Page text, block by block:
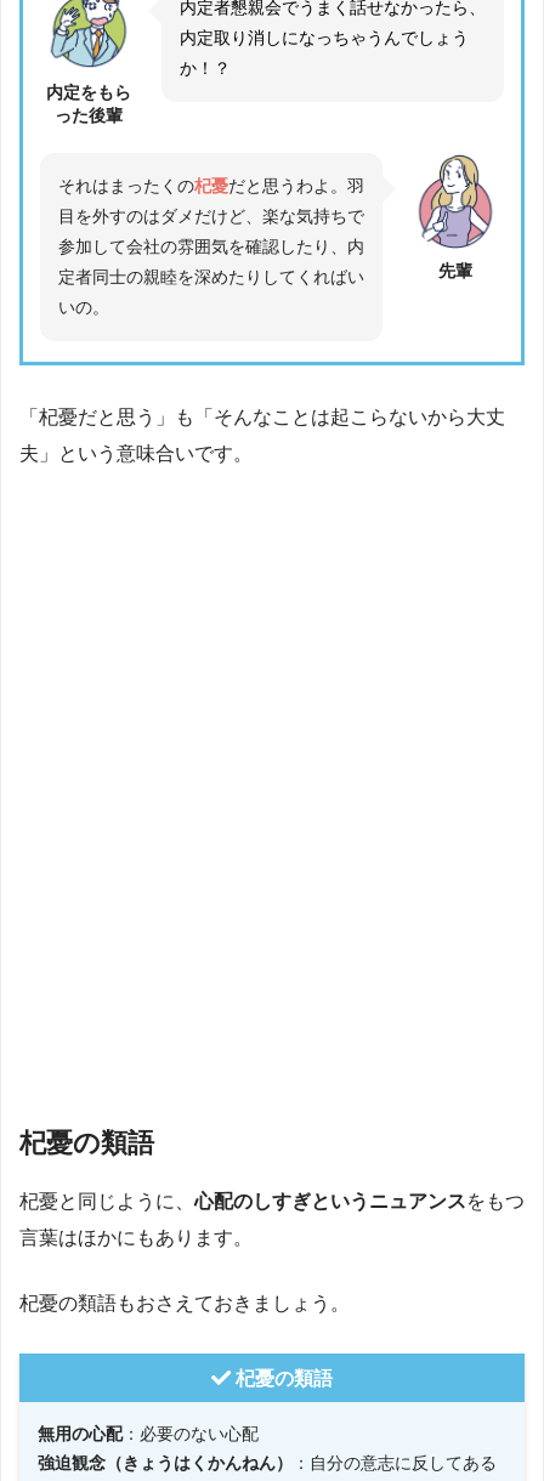
内定をもら
った後輩
内定者懇親会でうまく話せなかったら、
内定取り消しになっちゃうんでしょう
か！？
それはまったくの杞憂だと思うわよ。羽
目を外すのはダメだけど、楽な気持ちで
参加して会社の雰囲気を確認したり、内
定者同士の親睦を深めたりしてくればい
いの。
先輩
「杞憂だと思う」も「そんなことは起こらないから大丈
夫」という意味合いです。
杞憂の類語
杞憂と同じように、心配のしすぎというニュアンスをもつ
言葉はほかにもあります。
杞憂の類語もおさえておきましょう。
杞憂の類語
無用の心配：必要のない心配
強迫観念（きょうはくかんねん）
：自分の意志に反してある